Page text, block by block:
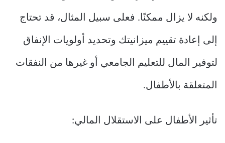
ولكنه لا يزال ممكنًا. فعلى سبيل المثال، قد تحتاج
إلى إعادة تقييم ميزانيتك وتحديد أولويات الإنفاق
لتوفير المال للتعليم الجامعي أو غيرها من النفقات
المتعلقة بالأطفال.
تأثير الأطفال على الاستقلال المالي: